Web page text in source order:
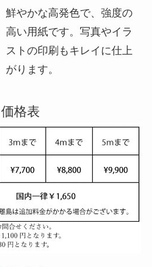
鮮やかな高発色で、強度の
高い用紙です。写真やイラ
ストの印刷もキレイに仕上
がります。
価格表